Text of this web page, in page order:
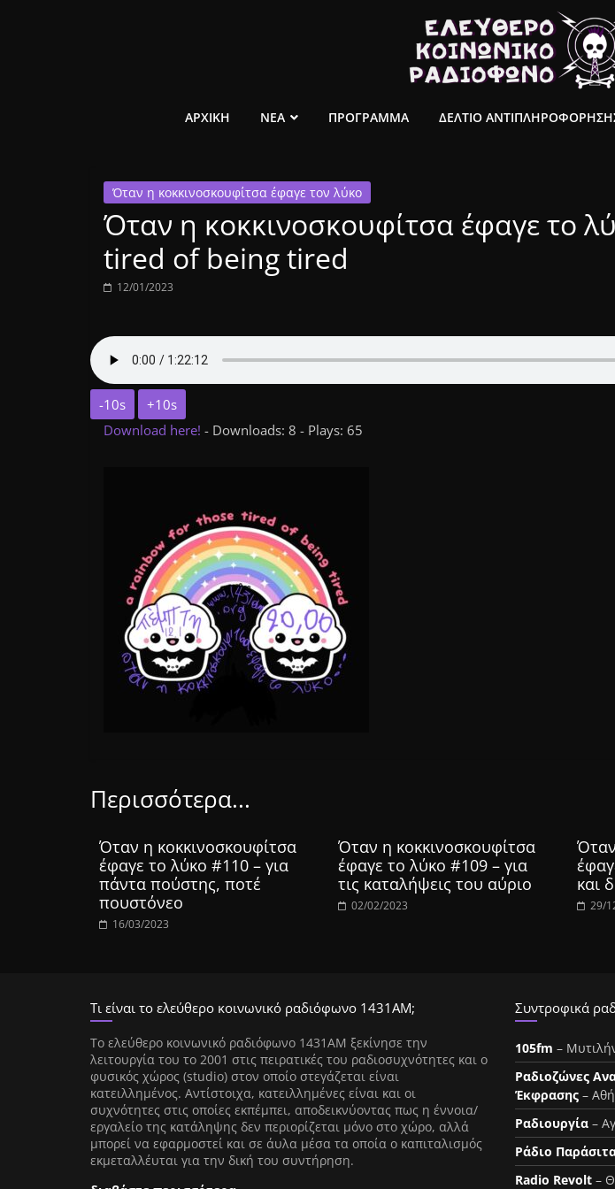
ελεύθερο
ραδιόφωνο
1431AM
ΑΡΧΙΚΗ ΝΕΑ ΠΡΟΓΡΑΜΜΑ ΔΕΛΤΙΟ
Όταν η κοκκινοσκουφίτσα έφαγε τον λύκο
Όταν η κοκκινοσκουφίτσα έφαγε το
tired of being tired
12/01/2023
-10s
+10s
Download here! - Downloads: 8 - Plays: 65
Περισσότερα...
Όταν η κοκκινοσκουφίτσα
έφαγε το λύκο #110 – για
πάντα πούστης, ποτέ
πουστόνεο
16/03/2023
Όταν η κοκκινοσκουφίτσα
έφαγε το λύκο #109 – για
τις καταλήψεις του αύριο
02/02/2023
και
29/
Τι είναι το ελεύθερο κοινωνικό ραδιόφωνο 1431ΑΜ;
Tο ελεύθερο κοινωνικό ραδιόφωνο 1431AM ξεκίνησε την
λειτουργία του το 2001 στις πειρατικές του ραδιοσυχνότητες και ο
φυσικός χώρος (studio) στον οποίο στεγάζεται είναι
κατειλλημένος. Αντίστοιχα, κατειλλημένες είναι και οι
συχνότητες στις οποίες εκπέμπει, αποδεικνύοντας πως η έννοια/
εργαλείο της κατάληψης δεν περιορίζεται μόνο στο χώρο, αλλά
μπορεί να εφαρμοστεί και σε άυλα μέσα τα οποία ο καπιταλισμός
εκμεταλλέυται για την δική του συντήρηση.
Συντροφικά
105fm –
Ραδιοζώνες
Έκφρασης –
Ραδιουργία –
Ράδιο
Radio Revolt –